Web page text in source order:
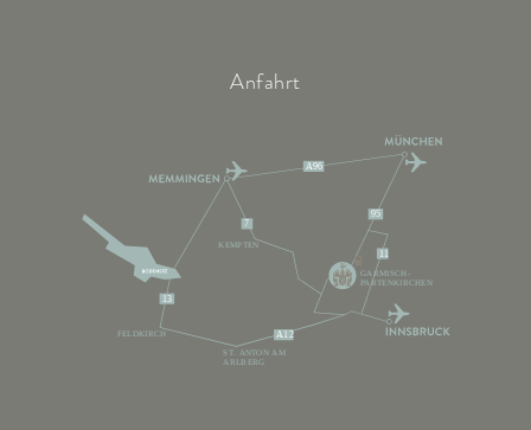
Anfahrt
A96
95
11
7
A12
13
KEMPTEN
ST. ANTON AM
ARLBERG
FELDKIRCH
GARMISCH-
PARTENKIRCHEN